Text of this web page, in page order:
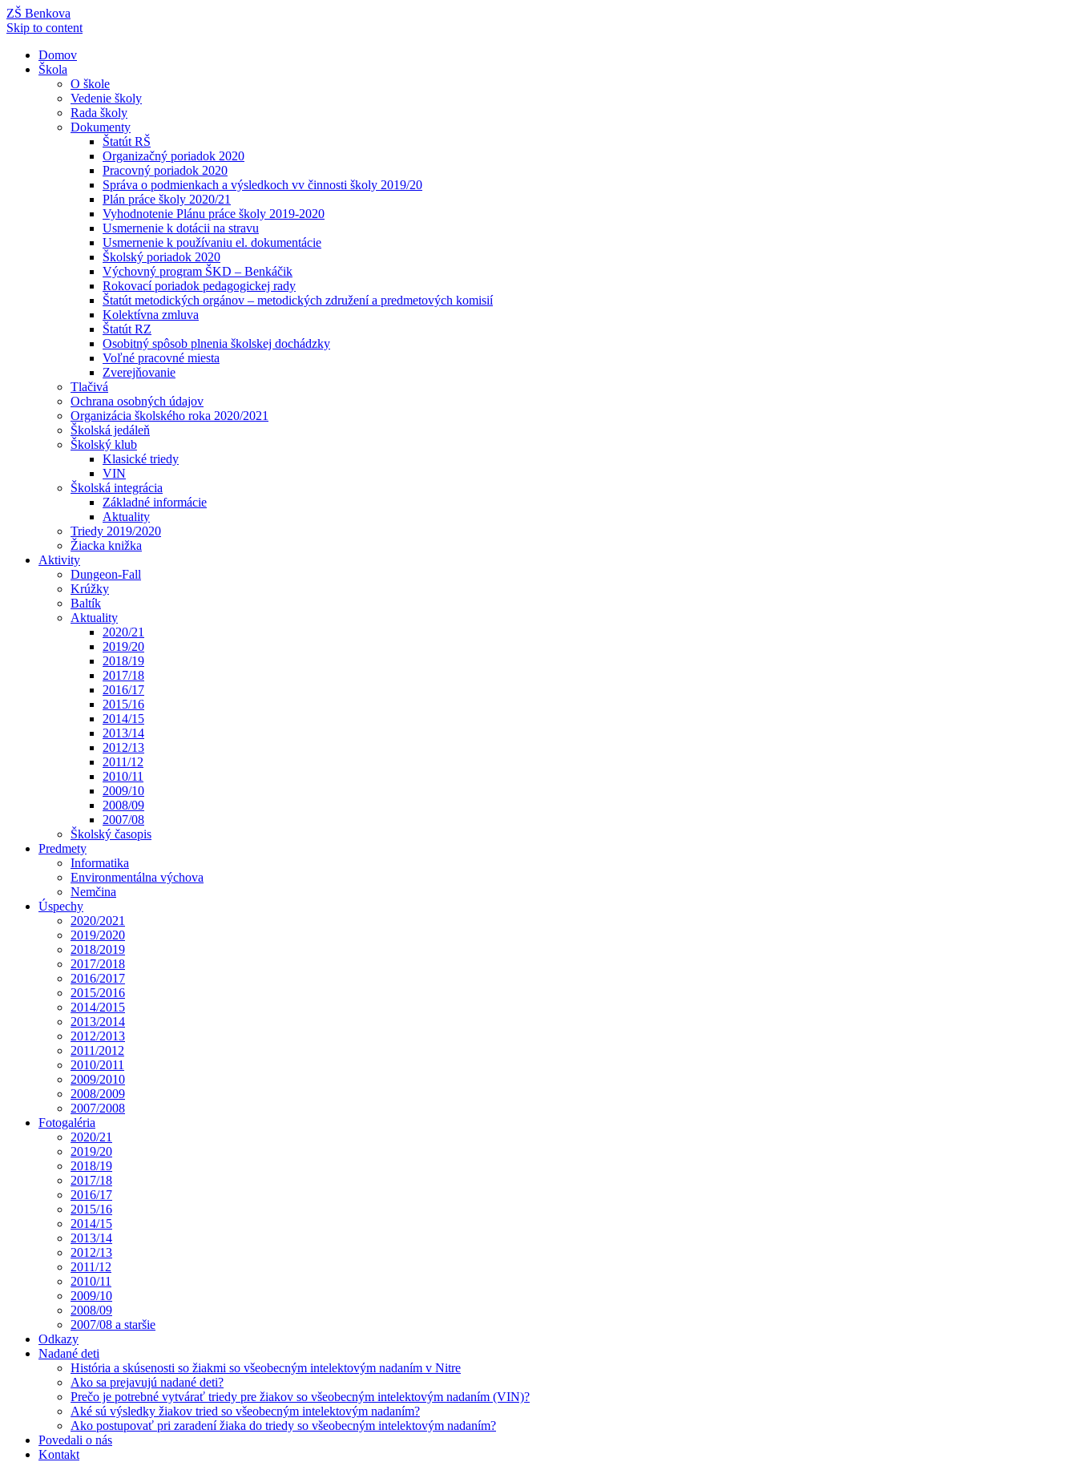
ZŠ Benkova
Skip to content
Domov
Škola
O škole
Vedenie školy
Rada školy
Dokumenty
Štatút RŠ
Organizačný poriadok 2020
Pracovný poriadok 2020
Správa o podmienkach a výsledkoch vv činnosti školy 2019/20
Plán práce školy 2020/21
Vyhodnotenie Plánu práce školy 2019-2020
Usmernenie k dotácii na stravu
Usmernenie k používaniu el. dokumentácie
Školský poriadok 2020
Výchovný program ŠKD – Benkáčik
Rokovací poriadok pedagogickej rady
Štatút metodických orgánov – metodických združení a predmetových komisií
Kolektívna zmluva
Štatút RZ
Osobitný spôsob plnenia školskej dochádzky
Voľné pracovné miesta
Zverejňovanie
Tlačivá
Ochrana osobných údajov
Organizácia školského roka 2020/2021
Školská jedáleň
Školský klub
Klasické triedy
VIN
Školská integrácia
Základné informácie
Aktuality
Triedy 2019/2020
Žiacka knižka
Aktivity
Dungeon-Fall
Krúžky
Baltík
Aktuality
2020/21
2019/20
2018/19
2017/18
2016/17
2015/16
2014/15
2013/14
2012/13
2011/12
2010/11
2009/10
2008/09
2007/08
Školský časopis
Predmety
Informatika
Environmentálna výchova
Nemčina
Úspechy
2020/2021
2019/2020
2018/2019
2017/2018
2016/2017
2015/2016
2014/2015
2013/2014
2012/2013
2011/2012
2010/2011
2009/2010
2008/2009
2007/2008
Fotogaléria
2020/21
2019/20
2018/19
2017/18
2016/17
2015/16
2014/15
2013/14
2012/13
2011/12
2010/11
2009/10
2008/09
2007/08 a staršie
Odkazy
Nadané deti
História a skúsenosti so žiakmi so všeobecným intelektovým nadaním v Nitre
Ako sa prejavujú nadané deti?
Prečo je potrebné vytvárať triedy pre žiakov so všeobecným intelektovým nadaním (VIN)?
Aké sú výsledky žiakov tried so všeobecným intelektovým nadaním?
Ako postupovať pri zaradení žiaka do triedy so všeobecným intelektovým nadaním?
Povedali o nás
Kontakt